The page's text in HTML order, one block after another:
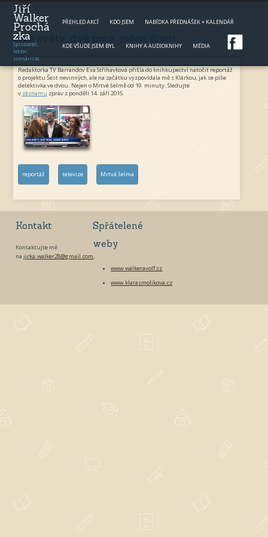
Jiří
Walker
Prochá
zka
Spisovatel,
lektor,
scenárista
PŘEHLED AKCÍ KDO JSEM NABÍDKA PŘEDNÁŠEK + KALENDÁŘ
KDE VŠUDE JSEM BYL KNIHY A AUDIOKNIHY MÉDIA
Dva světy, dvě pera, jeden život
Redaktorka TV Barrandov Eva Střihavková přišla do knihkupectví natočit reportáž
o projektu Šest nevinných, ale na začátku vyzpovídala mě s Klárkou, jak se píše
detektivka ve dvou. Nejen o Mrtvé šelmě od 19. minuty. Sledujte
v záznamu zpráv z pondělí 14. září 2015.
reportáž televize Mrtvá šelma
Kontakt
Kontaktujte mě
na jirka.walker28@gmail.com
Spřátelené
weby
www.walkeravolf.cz
www.klarasmolikova.cz